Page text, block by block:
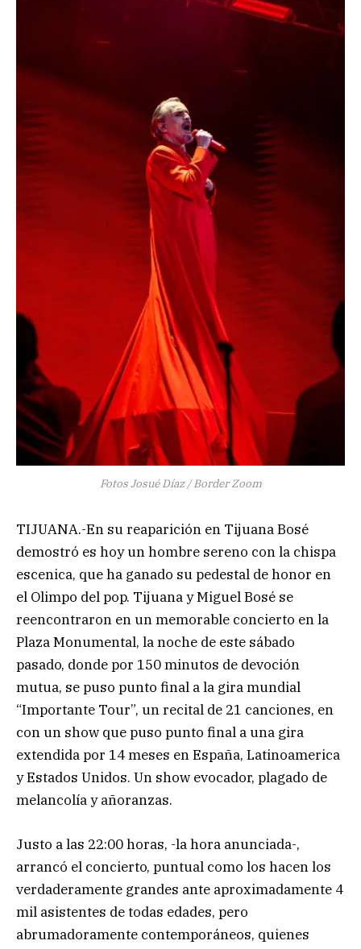
Fotos Josué Díaz / Border Zoom
TIJUANA.-En su reaparición en Tijuana Bosé
demostró es hoy un hombre sereno con la chispa
escenica, que ha ganado su pedestal de honor en
el Olimpo del pop. Tijuana y Miguel Bosé se
reencontraron en un memorable concierto en la
Plaza Monumental, la noche de este sábado
pasado, donde por 150 minutos de devoción
mutua, se puso punto final a la gira mundial
“Importante Tour”, un recital de 21 canciones, en
con un show que puso punto final a una gira
extendida por 14 meses en España, Latinoamerica
y Estados Unidos. Un show evocador, plagado de
melancolía y añoranzas.
Justo a las 22:00 horas, -la hora anunciada-,
arrancó el concierto, puntual como los hacen los
verdaderamente grandes ante aproximadamente 4
mil asistentes de todas edades, pero
abrumadoramente contemporáneos, quienes